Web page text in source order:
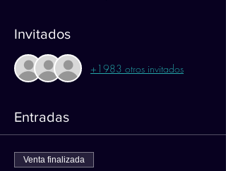
Invitados
+1983 otros invitados
Entradas
Venta finalizada